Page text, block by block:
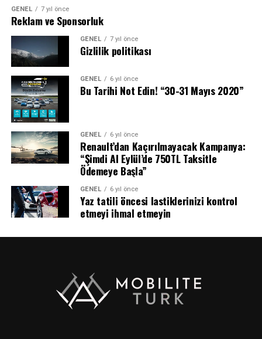
GENEL 7 yıl önce
Reklam ve Sponsorluk
GENEL 7 yıl önce
Gizlilik politikası
GENEL 6 yıl önce
Bu Tarihi Not Edin! “30-31 Mayıs 2020”
GENEL 6 yıl önce
Renault’dan Kaçırılmayacak Kampanya:
“Şimdi Al Eylül’de 750TL Taksitle
Ödemeye Başla”
GENEL 6 yıl önce
Yaz tatili öncesi lastiklerinizi kontrol
etmeyi ihmal etmeyin